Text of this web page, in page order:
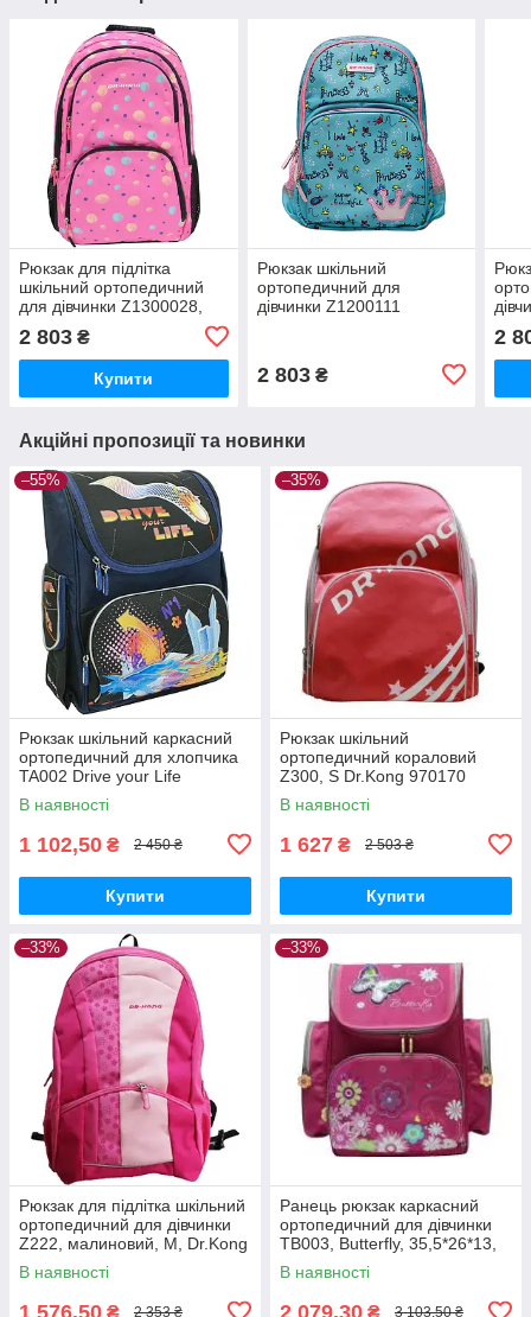
Рюкзак для підлітка
шкільний ортопедичний
для дівчинки Z1300028,
2 803 ₴
Купити
Рюкзак шкільний
ортопедичний для
дівчинки Z1200111
2 803₴
2
Акційні пропозиції та новинки
–55%
Рюкзак шкільний каркасний
ортопедичний для хлопчика
TA002 Drive your Life
35,5*26*13 Dr.Kong 972001
В наявності
1 102,50 ₴ 2 450 ₴
Купити
–35%
Рюкзак шкільний
ортопедичний кораловий
Z300, S Dr.Kong 970170
В наявності
1 627 ₴ 2 503 ₴
Купити
–33%
Рюкзак для підлітка шкільний
ортопедичний для дівчинки
Z222, малиновий, M, Dr.Kong
970186
В наявності
1 576,50 ₴ 2 353 ₴
–33%
Ранець рюкзак каркасний
ортопедичний для дівчинки
TB003, Butterfly, 35,5*26*13,
Dr.Kong 972005
В наявності
2 079,30 ₴ 3 103,50 ₴